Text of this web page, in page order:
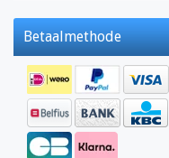
Betaalmethode